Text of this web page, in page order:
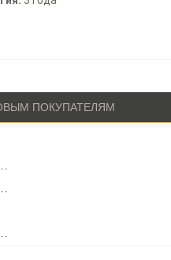
ПОКУПАТЕЛЯМ